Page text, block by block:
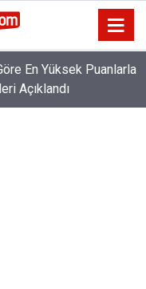
Listesi